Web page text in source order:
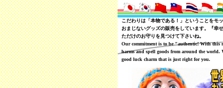
こだわりは「本物である！」ということをモ
おまじないグッズの販売をしています。『幸
ただけのお守りを見つけて下さいね。
Our commitment is to be "authentic! With this
harms and spell goods from around the
good luck charm that is just right for you.